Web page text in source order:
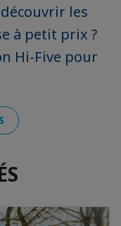
les
à petit prix ?
Hi-Five pour